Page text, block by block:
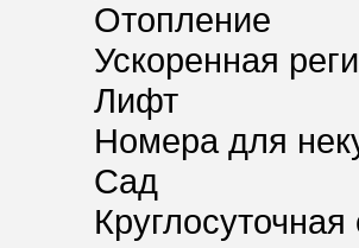
Отопление
Ускоренная
Лифт
Номера для
Сад